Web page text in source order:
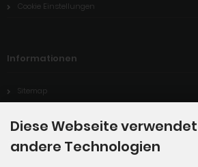
Cookie Einstellungen
Informationen
Sitemap
Zahlungsmethoden
Diese Webseite
andere Technologien